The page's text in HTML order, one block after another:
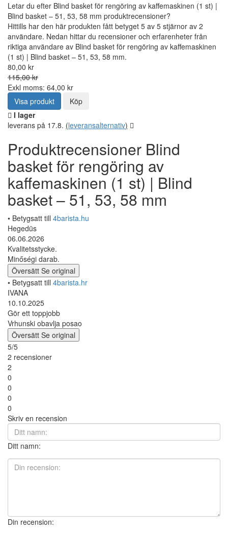
Letar du efter Blind basket för rengöring av kaffemaskinen (1 st) |
Blind basket – 51, 53, 58 mm produktrecensioner?
Hittills har den här produkten fått betyget 5 av 5 stjärnor av 2
användare. Nedan hittar du recensioner och erfarenheter från
riktiga användare av Blind basket för rengöring av kaffemaskinen
(1 st) | Blind basket – 51, 53, 58 mm.
80,00 kr
115,00 kr
Exkl moms: 64,00 kr
Visa produkt
Köp
I lager
leverans på 17.8. (leveransalternativ)
Produktrecensioner Blind
basket för rengöring av
kaffemaskinen (1 st) | Blind
basket – 51, 53, 58 mm
• Betygsatt till 4barista.hu
Hegedüs
06.06.2026
Kvalitetsstycke.
Minőségi darab.
Översätt Se original
• Betygsatt till 4barista.hr
IVANA
10.10.2025
Gör ett toppjobb
Vrhunski obavlja posao
Översätt Se original
5/5
2 recensioner
2
0
0
0
0
Skriv en recension
Ditt namn:
Din recension: